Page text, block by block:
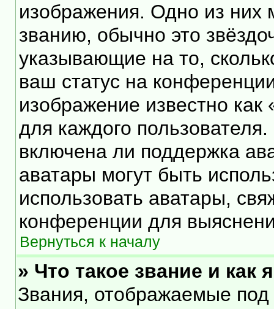
изображения. Одно из них
званию, обычно это
указывающие на то,
ваш статус на
изображение известно
для каждого
включена ли поддержка
аватары могут быть
использовать аватары,
конференции для
Вернуться к началу
» Что такое звание и как
Звания, отображаемые